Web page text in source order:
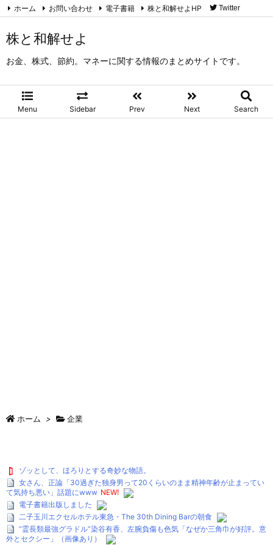
株と和解せよ
お金、株式、節約。マネーに関する情報のまとめサイトです。
Menu Sidebar Prev Next Search
ホーム お問い合わせ 電子書籍 株と和解せよHP
Twitter
ホーム > 企業
ゾッとして、ほろりとする奇妙な物語。
女さん、正論「30過ぎた独身男って20くらいのまま精神年齢が止まってい
て気持ち悪い」話題にwww NEW!
電子書籍出版しました
二子玉川エクセルホテル東急・The 30th Dining Barの朝食
“霊長類最強グラドル”染谷有香、左腕負傷も色気「なぜか三角巾が好評。意
外とセクシー」（画像あり）